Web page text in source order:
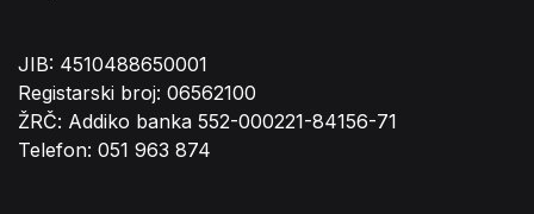
JIB: 4510488650001
Registarski broj: 06562100
ŽRČ: Addiko banka 552-000221-84156-71
Telefon: 051 963 874